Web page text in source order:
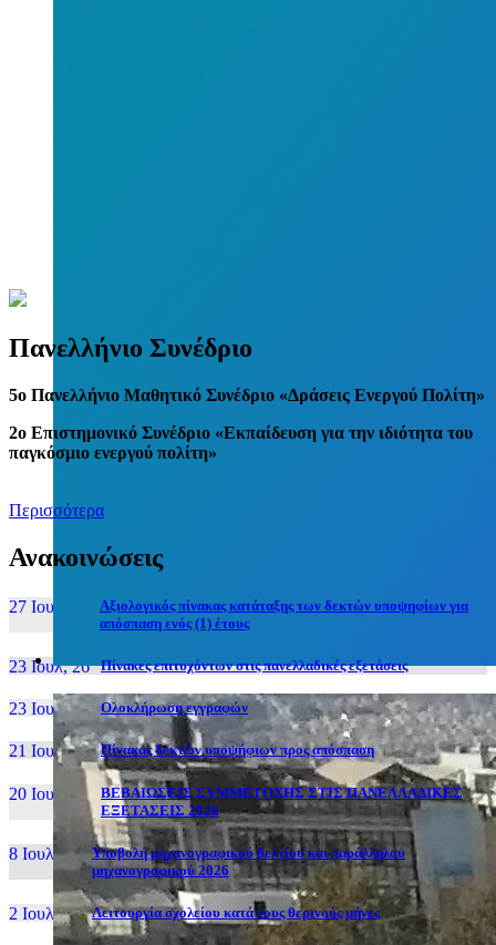
Πανελλήνιο Συνέδριο
5o Πανελλήνιο Μαθητικό Συνέδριο «Δράσεις Ενεργού Πολίτη»
2ο Επιστημονικό Συνέδριο «Εκπαίδευση για την ιδιότητα του
παγκόσμιο ενεργού πολίτη»
Περισσότερα
Ανακοινώσεις
27 Ιουν, 26
Αξιολογικός πίνακας κατάταξης των δεκτών υποψηφίων για
απόσπαση ενός (1) έτους
23 Ιουλ, 26 Πίνακες επιτυχόντων στις πανελλαδικές εξετάσεις
23 Ιουλ, 26 Ολοκλήρωση εγγραφών
21 Ιουλ, 26 Πίνακας δεκτών υποψήφιων προς απόσπαση
20 Ιουλ, 26
ΒΕΒΑΙΩΣΕΙΣ ΣΥΜΜΕΤΟΧΗΣ ΣΤΙΣ ΠΑΝΕΛΛΑΔΙΚΕΣ
ΕΞΕΤΑΣΕΙΣ 2026
8 Ιουλ, 26
Υποβολή μηχανογραφικού δελτίου και παράλληλου
μηχανογραφικού 2026
2 Ιουλ, 26 Λειτουργία σχολείου κατά τους θερινούς μήνες